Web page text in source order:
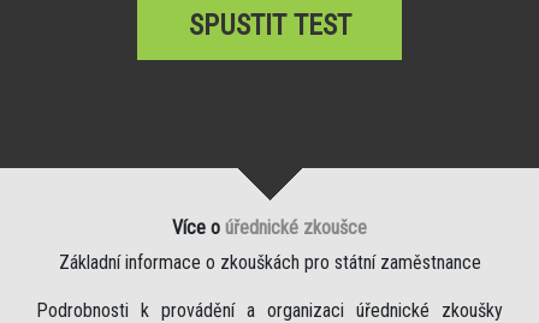
SPUSTIT TEST
Více o úřednické zkoušce
Základní informace o zkouškách pro státní zaměstnance
Podrobnosti k provádění a organizaci úřednické zkoušky